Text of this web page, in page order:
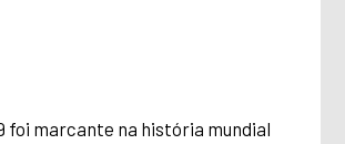
foi marcante na história mundial